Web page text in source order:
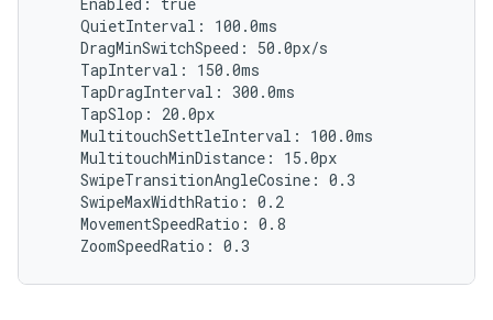
    QuietInterval: 100.0ms
    DragMinSwitchSpeed: 50.0px/s
    TapInterval: 150.0ms
    TapDragInterval: 300.0ms
    TapSlop: 20.0px
    MultitouchSettleInterval: 100.0ms
    MultitouchMinDistance: 15.0px
    SwipeTransitionAngleCosine: 0.3
    SwipeMaxWidthRatio: 0.2
    MovementSpeedRatio: 0.8